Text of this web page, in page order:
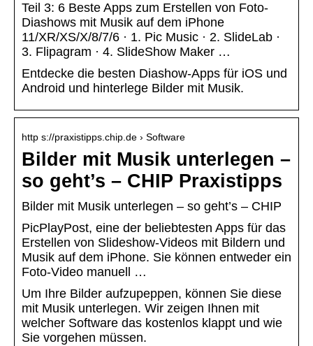
Teil 3: 6 Beste Apps zum Erstellen von Foto-
Diashows mit Musik auf dem iPhone
11/XR/XS/X/8/7/6 · 1. Pic Music · 2. SlideLab ·
3. Flipagram · 4. SlideShow Maker …
Entdecke die besten Diashow-Apps für iOS und
Android und hinterlege Bilder mit Musik.
http s://praxistipps.chip.de › Software
Bilder mit Musik unterlegen –
so geht’s – CHIP Praxistipps
Bilder mit Musik unterlegen – so geht’s – CHIP
PicPlayPost, eine der beliebtesten Apps für das
Erstellen von Slideshow-Videos mit Bildern und
Musik auf dem iPhone. Sie können entweder ein
Foto-Video manuell …
Um Ihre Bilder aufzupeppen, können Sie diese
mit Musik unterlegen. Wir zeigen Ihnen mit
welcher Software das kostenlos klappt und wie
Sie vorgehen müssen.